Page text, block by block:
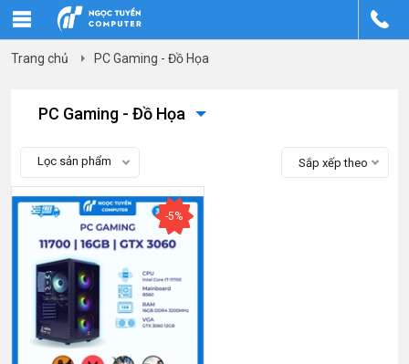
Trang chủ PC Gaming - Đồ Họa
PC Gaming - Đồ Họa
Lọc sản phẩm Sắp xếp theo
-5%